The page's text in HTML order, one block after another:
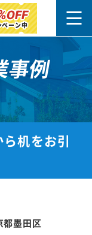
OFF
ペーン中
事例
机をお引
都墨田区